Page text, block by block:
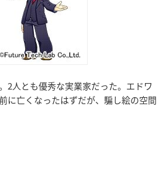
2人とも優秀な実業家だった。エドワ
に亡くなったはずだが、騙し絵の空間